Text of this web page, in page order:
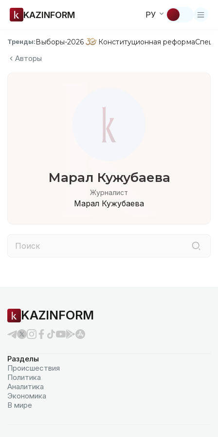
KAZINFORM РУ
Тренды:Выборы-2026 Конституционная реформа
Авторы
Марал Кужубаева
Журналист
Марал Кужубаева
KAZINFORM
Разделы
Происшествия
Политика
Аналитика
Экономика
В мире